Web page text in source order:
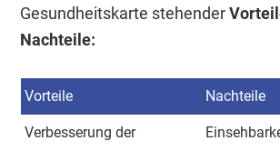
Gesundheitskarte stehender
Nachteile:
Vorteile Nachteile
Verbesserung der